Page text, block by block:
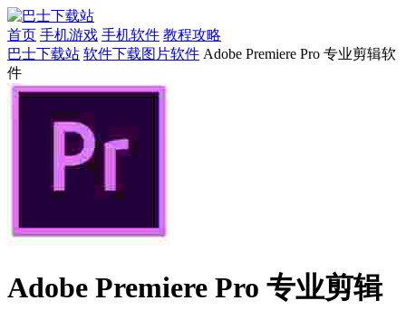
首页 手机游戏 手机软件 教程攻略
巴士下载站 软件下载图片软件 Adobe Premiere Pro 专业剪辑软
件
Adobe Premiere Pro 专业剪辑